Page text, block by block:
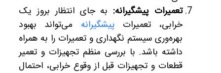
تعمیرات پیشگیرانه: به جای انتظار بروز یک
خرابی، تعمیرات پیشگیرانه می‌تواند بهبود
بهره‌وری سیستم نگهداری و تعمیرات را به همراه
داشته باشد. با بررسی منظم تجهیزات و تعمیر
قطعات و تجهیزات قبل از وقوع خرابی، احتمال